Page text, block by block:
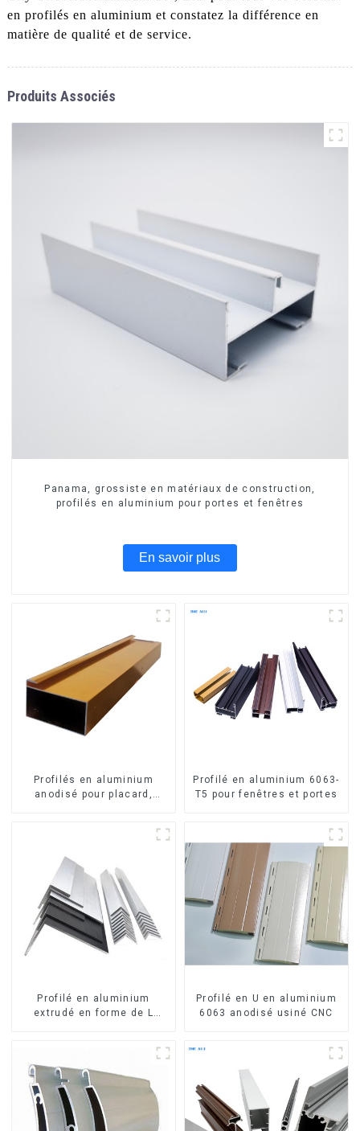
en profilés en aluminium et constatez la différence en
matière de qualité et de service.
Produits Associés
Panama, grossiste en matériaux de construction,
profilés en aluminium pour portes et fenêtres
En savoir plus
Profilés en aluminium
anodisé pour placard,
Profilé en aluminium 6063-
T5 pour fenêtres et portes
Profilé en aluminium
extrudé en forme de L
Profilé en U en aluminium
6063 anodisé usiné CNC